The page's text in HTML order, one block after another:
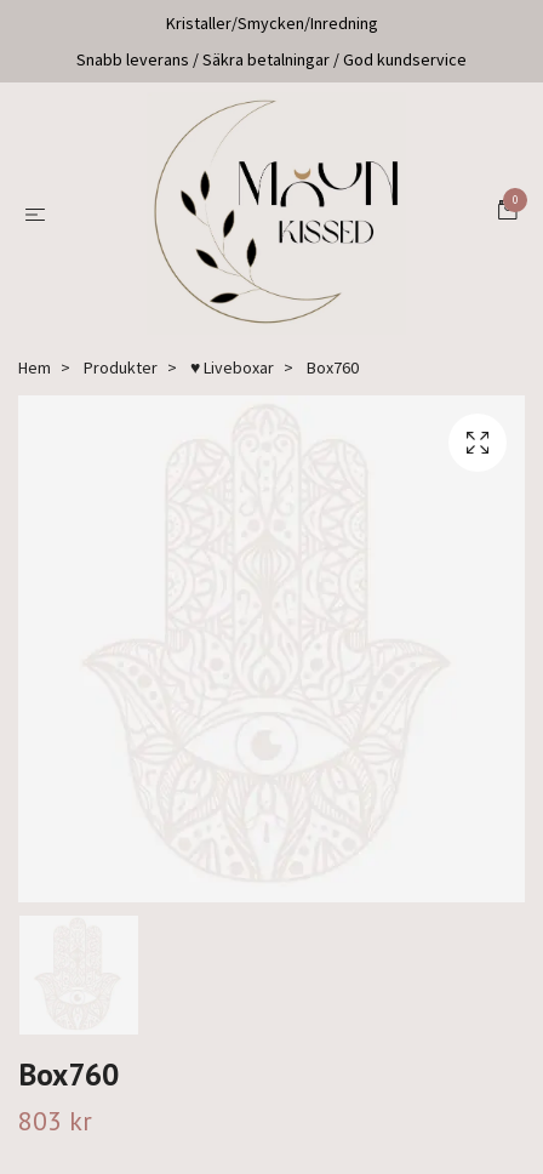
Kristaller/Smycken/Inredning
Snabb leverans / Säkra betalningar / God kundservice
0
Hem Produkter ♥ Liveboxar Box760
Box760
803 kr